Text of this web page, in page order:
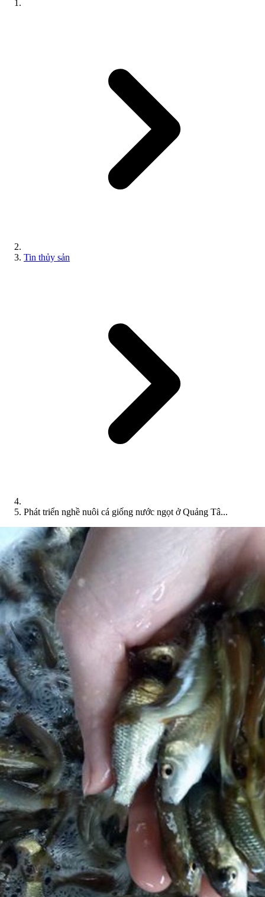
Tin thủy sản
Phát triển nghề nuôi cá giống nước ngọt ở Quảng Tâ...